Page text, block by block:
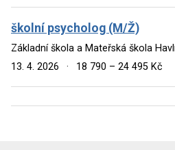
školní psycholog (M/Ž)
Základní škola a Mateřská škola
13. 4. 2026
· 18 790 – 24 495 Kč